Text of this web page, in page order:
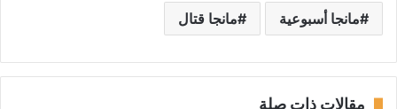
مانجا أسبوعية مانجا قتال
مقالات ذات صلة